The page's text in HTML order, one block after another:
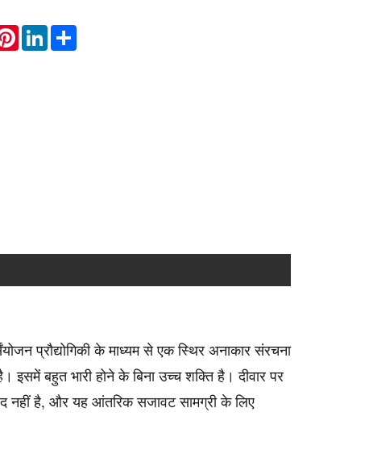
PinterestLinkedInShare
प्रौद्योगिकी के माध्यम से एक स्थिर अनाकार संरचना
इसमें बहुत भारी होने के बिना उच्च शक्ति है। दीवार पर
नहीं है, और यह आंतरिक सजावट सामग्री के लिए